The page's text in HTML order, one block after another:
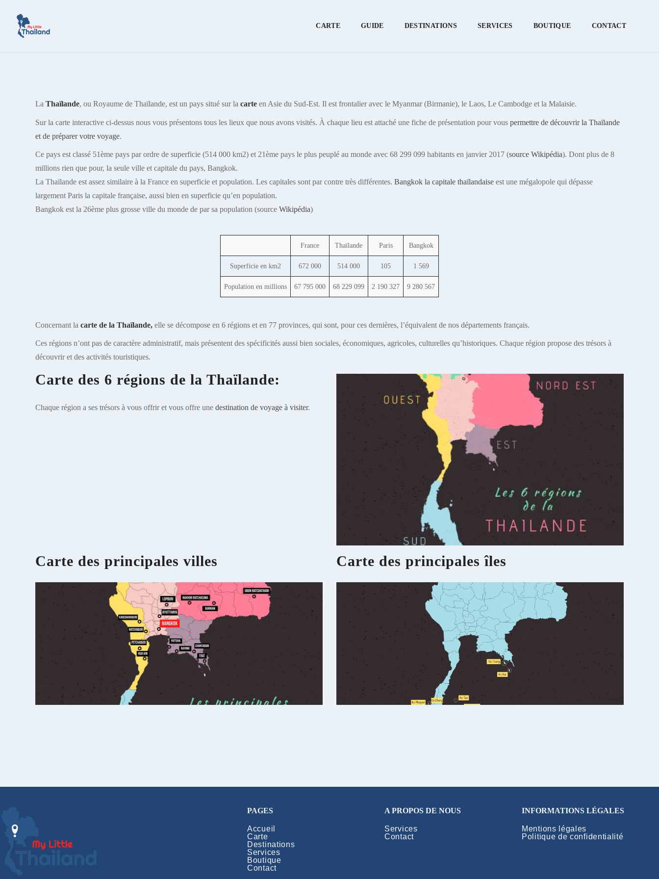
CARTE GUIDE DESTINATIONS SERVICES BOUTIQUE CONTACT
La Thaïlande, ou Royaume de Thaïlande, est un pays situé sur la carte en Asie du Sud-Est. Il est frontalier avec le Myanmar (Birmanie), le Laos, Le Cambodge et la Malaisie.
Sur la carte interactive ci-dessus nous vous présentons tous les lieux que nous avons visités. À chaque lieu est attaché une fiche de présentation pour vous permettre de découvrir la Thaïlande
et de préparer votre voyage.
Ce pays est classé 51ème pays par ordre de superficie (514 000 km2) et 21ème pays le plus peuplé au monde avec 68 299 099 habitants en janvier 2017 (source Wikipédia). Dont plus de 8
millions rien que pour, la seule ville et capitale du pays, Bangkok.
La Thaïlande est assez similaire à la France en superficie et population. Les capitales sont par contre très différentes. Bangkok la capitale thaïlandaise est une mégalopole qui dépasse
largement Paris la capitale française, aussi bien en superficie qu’en population.
Bangkok est la 26ème plus grosse ville du monde de par sa population (source Wikipédia)
France Thaïlande Paris Bangkok
Superficie en km2 672 000 514 000 105 1 569
Population en millions 67 795 000 68 229 099 2 190 327 9 280 567
Concernant la carte de la Thaïlande, elle se décompose en 6 régions et en 77 provinces, qui sont, pour ces dernières, l’équivalent de nos départements français.
Ces régions n’ont pas de caractère administratif, mais présentent des spécificités aussi bien sociales, économiques, agricoles, culturelles qu’historiques. Chaque région propose des trésors à
découvrir et des activités touristiques.
Carte des 6 régions de la Thaïlande:
Chaque région a ses trésors à vous offrir et vous offre une destination de voyage à visiter.
Carte des principales villes Carte des principales îles
PAGES
Accueil
Carte
Destinations
Services
Boutique
Contact
A PROPOS DE NOUS
Services
Contact
INFORMATIONS LÉGALES
Mentions légales
Politique de confidentialité